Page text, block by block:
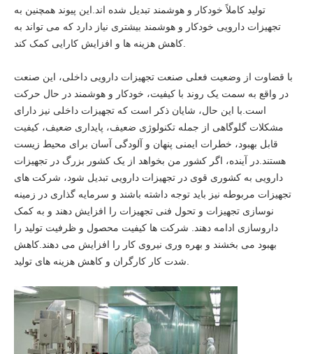
تولید کاملاً خودکار و هوشمند تبدیل شده اند.این پیوند همچنین به
تجهیزات دارویی خودکار و هوشمند بیشتری نیاز دارد که می تواند به
کاهش هزینه ها و افزایش کارایی کمک کند.
با قضاوت از وضعیت فعلی صنعت تجهیزات دارویی داخلی، این صنعت
در واقع به سمت یک روند با کیفیت، خودکار و هوشمند در حال حرکت
است.با این حال، شایان ذکر است که تجهیزات داخلی نیز دارای
مشکلات گلوگاهی از جمله تکنولوژی ضعیف، پایداری ضعیف، کیفیت
قابل بهبود، خطرات ایمنی پنهان و آلودگی آسان برای محیط زیست
هستند.در آینده، اگر کشور من بخواهد از یک کشور بزرگ در تجهیزات
دارویی به کشوری قوی در تجهیزات دارویی تبدیل شود، شرکت های
تجهیزات مربوطه نیز باید توجه داشته باشند و سرمایه گذاری در زمینه
نوسازی تجهیزات و تحول فنی تجهیزات را افزایش دهند و به کمک
داروسازی ادامه دهند. شرکت ها کیفیت محصول و ظرفیت تولید را
بهبود می بخشند و بهره وری نیروی کار را افزایش می دهند.کاهش
شدت کار کارگران و کاهش هزینه های تولید.